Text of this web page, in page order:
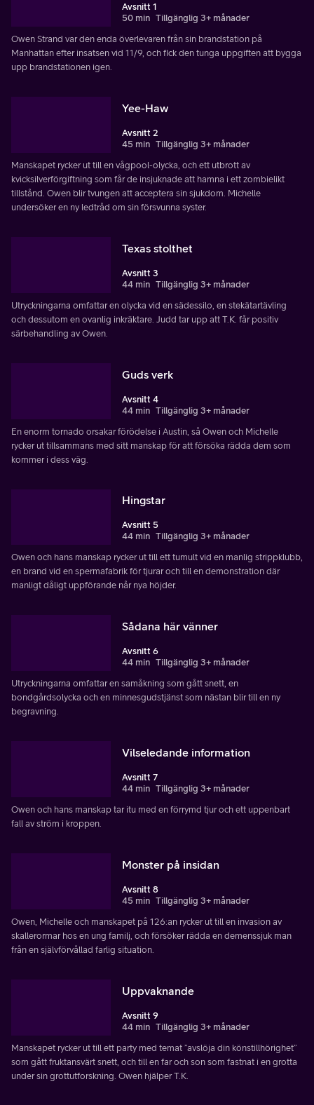
Avsnitt 1
50 min Tillgänglig 3+ månader
Owen Strand var den enda överlevaren från sin brandstation på
Manhattan efter insatsen vid 11/9, och fick den tunga uppgiften att bygga
upp brandstationen igen.
Yee-Haw
Avsnitt 2
45 min Tillgänglig 3+ månader
Manskapet rycker ut till en vågpool-olycka, och ett utbrott av
kvicksilverförgiftning som får de insjuknade att hamna i ett zombielikt
tillstånd. Owen blir tvungen att acceptera sin sjukdom. Michelle
undersöker en ny ledtråd om sin försvunna syster.
Texas stolthet
Avsnitt 3
44 min Tillgänglig 3+ månader
Utryckningarna omfattar en olycka vid en sädessilo, en stekätartävling
och dessutom en ovanlig inkräktare. Judd tar upp att T.K. får positiv
särbehandling av Owen.
Guds verk
Avsnitt 4
44 min Tillgänglig 3+ månader
En enorm tornado orsakar förödelse i Austin, så Owen och Michelle
rycker ut tillsammans med sitt manskap för att försöka rädda dem som
kommer i dess väg.
Hingstar
Avsnitt 5
44 min Tillgänglig 3+ månader
Owen och hans manskap rycker ut till ett tumult vid en manlig strippklubb,
en brand vid en spermafabrik för tjurar och till en demonstration där
manligt dåligt uppförande når nya höjder.
Sådana här vänner
Avsnitt 6
44 min Tillgänglig 3+ månader
Utryckningarna omfattar en samåkning som gått snett, en
bondgårdsolycka och en minnesgudstjänst som nästan blir till en ny
begravning.
Vilseledande information
Avsnitt 7
44 min Tillgänglig 3+ månader
Owen och hans manskap tar itu med en förrymd tjur och ett uppenbart
fall av ström i kroppen.
Monster på insidan
Avsnitt 8
45 min Tillgänglig 3+ månader
Owen, Michelle och manskapet på 126:an rycker ut till en invasion av
skallerormar hos en ung familj, och försöker rädda en demenssjuk man
från en självförvållad farlig situation.
Uppvaknande
Avsnitt 9
44 min Tillgänglig 3+ månader
Manskapet rycker ut till ett party med temat ”avslöja din könstillhörighet”
som gått fruktansvärt snett, och till en far och son som fastnat i en grotta
under sin grottutforskning. Owen hjälper T.K.